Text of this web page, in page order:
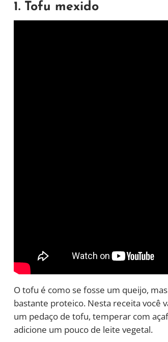
1. Tofu mexido
O tofu é como se fosse um queijo,
bastante proteico. Nesta receita você
um pedaço de tofu, temperar com
adicione um pouco de leite vegetal.